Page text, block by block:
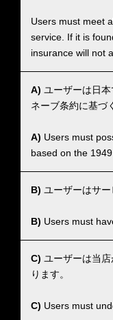
Users must meet
service. If it is
insurance will not
A) ユーザーは日
ネーブ条約に基づ
A) Users must
based on the
B) ユーザーはサ
B) Users must
C) ユーザーは当
ります。
C) Users must